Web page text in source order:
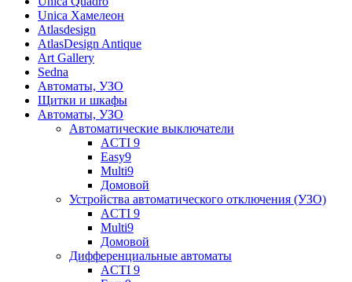
Unica Хамелеон
Atlasdesign
AtlasDesign Antique
Art Gallery
Sedna
Автоматы, УЗО
Щитки и шкафы
Автоматы, УЗО
Автоматические выключатели
ACTI 9
Easy9
Multi9
Домовой
Устройства автоматического отключения (УЗО)
ACTI 9
Multi9
Домовой
Дифференциальные автоматы
ACTI 9